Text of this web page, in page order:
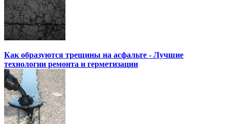
Как образуются трещины на асфальте - Лучшие
технологии ремонта и герметизации